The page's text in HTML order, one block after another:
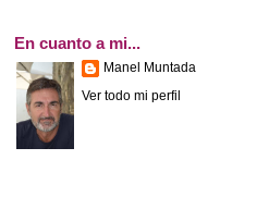
En cuanto a mi...
Manel Muntada
Ver todo mi perfil